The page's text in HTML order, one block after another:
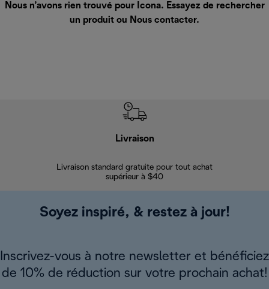
Nous n’avons rien trouvé pour Icona. Essayez de rechercher
un produit ou Nous contacter.
Livraison
Livraison standard gratuite pour tout achat
supérieur à $40
Soyez inspiré, & restez à jour!
Inscrivez-vous à notre newsletter et bénéficiez
de 10% de réduction sur votre prochain achat!